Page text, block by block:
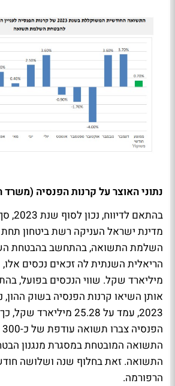
נתוני האוצר על קרנות הפנסיה (משרד
בהתאם
מדינת ישראל העניקה רשת ביטחון תחת
השלמת התשואה, בהתחשב בהבטחת
מיליארד שקל. שווי הנכסים בפועל,
אותן השיאו קרנות הפנסיה בשוק ההון,
2023, עמד על 25.28
התשואה המובטחת במסגרת מנגנון
התשואה. זאת בחלוף שנה ושלושה
הרפורמה.